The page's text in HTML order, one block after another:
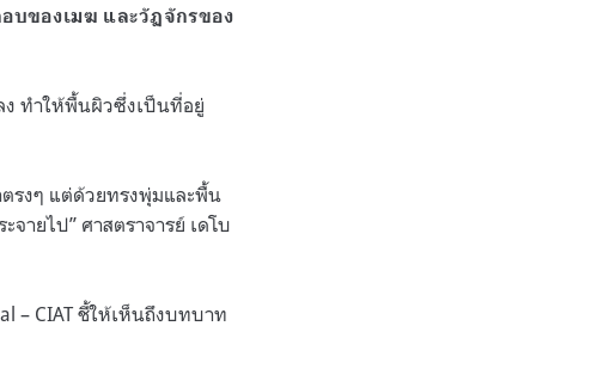
บของเมฆ และวัฏจักรของ
ง ทำให้พื้นผิวซึ่งเป็นที่อยู่
รงๆ แต่ด้วยทรงพุ่มและพื้น
ายไป” ศาสตราจารย์ เดโบ
– CIAT ชี้ให้เห็นถึงบทบาท